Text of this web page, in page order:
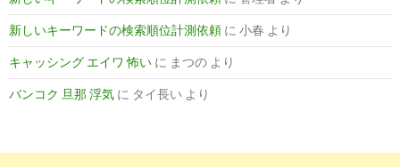
7 http:// smedi.jp/nurse_co-medical/nurse_co-
沼津市立病院 稲木みどり看護部長 - 静岡 求人 病院 診療所｜し
ディ
9 https://www.candouga.com/company/recruitnurse/numazu/
新しいキーワードの検索順位計測依頼 に 小春 より
キャッシング エイワ 怖い に まつの より
バンコク 旦那 浮気 に タイ長い より